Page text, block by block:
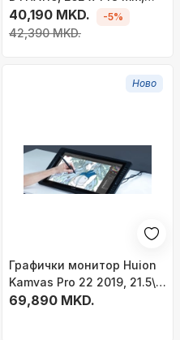
5080 LPI, црн
40,190 MKD.
42,390 MKD.
-5%
Ново
Графички монитор Huion
Kamvas Pro 22 2019, 21.5\",
Full HD, црн
69,890 MKD.